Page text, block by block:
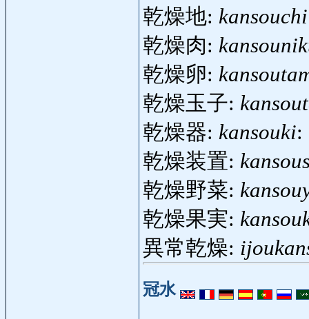
乾燥地: kansouchi
乾燥肉:
乾燥卵:
乾燥玉子:
乾燥器: kansouki:
乾燥装置:
乾燥野菜:
乾燥果実:
異常乾燥:
冠水